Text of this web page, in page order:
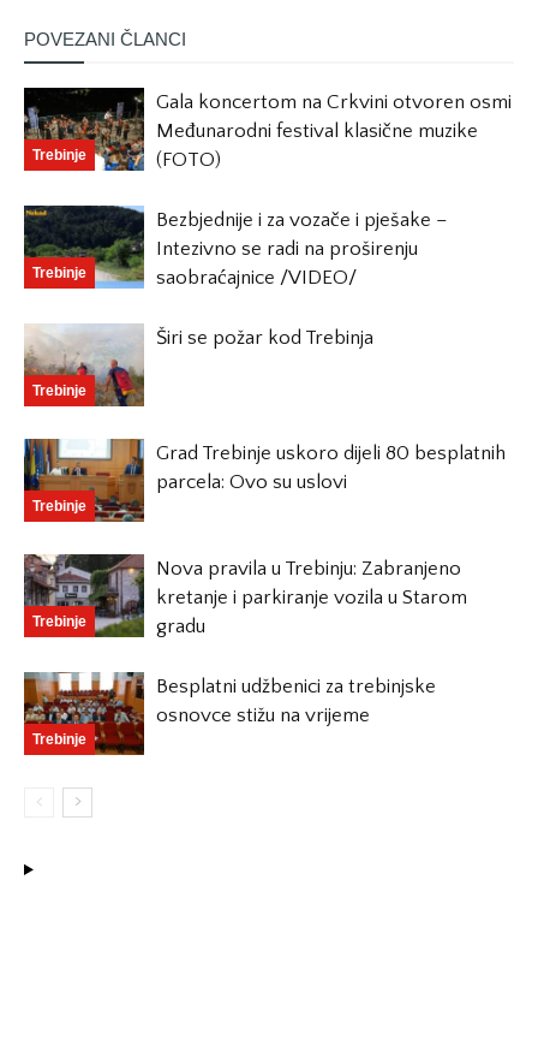
POVEZANI ČLANCI
Trebinje
Gala koncertom na Crkvini otvoren osmi
Međunarodni festival klasične muzike
(FOTO)
Trebinje
Bezbjednije i za vozače i pješake –
Intezivno se radi na proširenju
saobraćajnice /VIDEO/
Trebinje
Širi se požar kod Trebinja
Trebinje
Grad Trebinje uskoro dijeli 80 besplatnih
parcela: Ovo su uslovi
Trebinje
Nova pravila u Trebinju: Zabranjeno
kretanje i parkiranje vozila u Starom
gradu
Trebinje
Besplatni udžbenici za trebinjske
osnovce stižu na vrijeme